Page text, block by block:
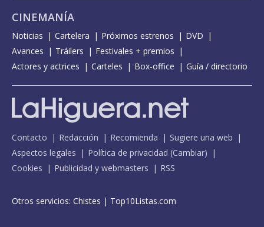
CINEMANÍA
Noticias Cartelera Próximos estrenos
DVD
Avances
Tráilers
Festivales + premios
Actores y actrices
Carteles Box-office Guía / directorio
Contacto Redacción Recomienda
Sugiere una web
Aspectos legales
Política de privacidad (Cambiar)
Cookies
Publicidad y webmasters RSS
Otros servicios: Chistes | Top10Listas.com